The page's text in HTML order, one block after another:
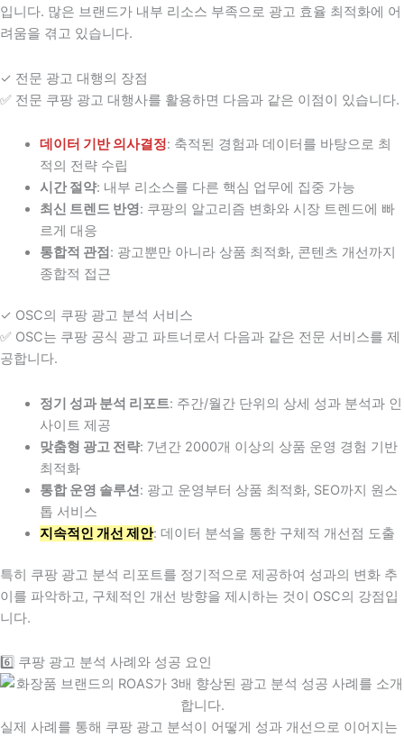
입니다. 많은 브랜드가 내부 리소스 부족으로 광고 효율 최적화에 어
려움을 겪고 있습니다.
✓ 전문 광고 대행의 장점
✅ 전문 쿠팡 광고 대행사를 활용하면 다음과 같은 이점이 있습니다.
데이터 기반 의사결정: 축적된 경험과 데이터를 바탕으로 최
적의 전략 수립
시간 절약: 내부 리소스를 다른 핵심 업무에 집중 가능
최신 트렌드 반영: 쿠팡의 알고리즘 변화와 시장 트렌드에 빠
르게 대응
통합적 관점 : 광고뿐만 아니라 상품 최적화, 콘텐츠 개선까지
종합적 접근
✓ OSC의 쿠팡 광고 분석 서비스
✅ OSC는 쿠팡 공식 광고 파트너로서 다음과 같은 전문 서비스를 제
공합니다.
정기 성과 분석 리포트: 주간/월간 단위의 상세 성과 분석과 인
사이트 제공
맞춤형 광고 전략: 7년간 2000개 이상의 상품 운영 경험 기반
최적화
통합 운영 솔루션: 광고 운영부터 상품 최적화, SEO까지 원스
톱 서비스
지속적인 개선 제안: 데이터 분석을 통한 구체적 개선점 도출
특히 쿠팡 광고 분석 리포트를 정기적으로 제공하여 성과의 변화 추
이를 파악하고, 구체적인 개선 방향을 제시하는 것이 OSC의 강점입
니다.
6️⃣ 쿠팡 광고 분석 사례와 성공 요인
실제 사례를 통해 쿠팡 광고 분석이 어떻게 성과 개선으로 이어지는